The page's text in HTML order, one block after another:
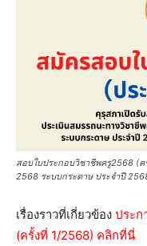
สอบใบประกอบวิชาชีพครู2568 (
2568 ระบบกระดาษ ประจำปี
เรื่องราวที่เกี่ยวข้อง ประก
(ครั้งที่ 1/2568) คลิกที่นี่